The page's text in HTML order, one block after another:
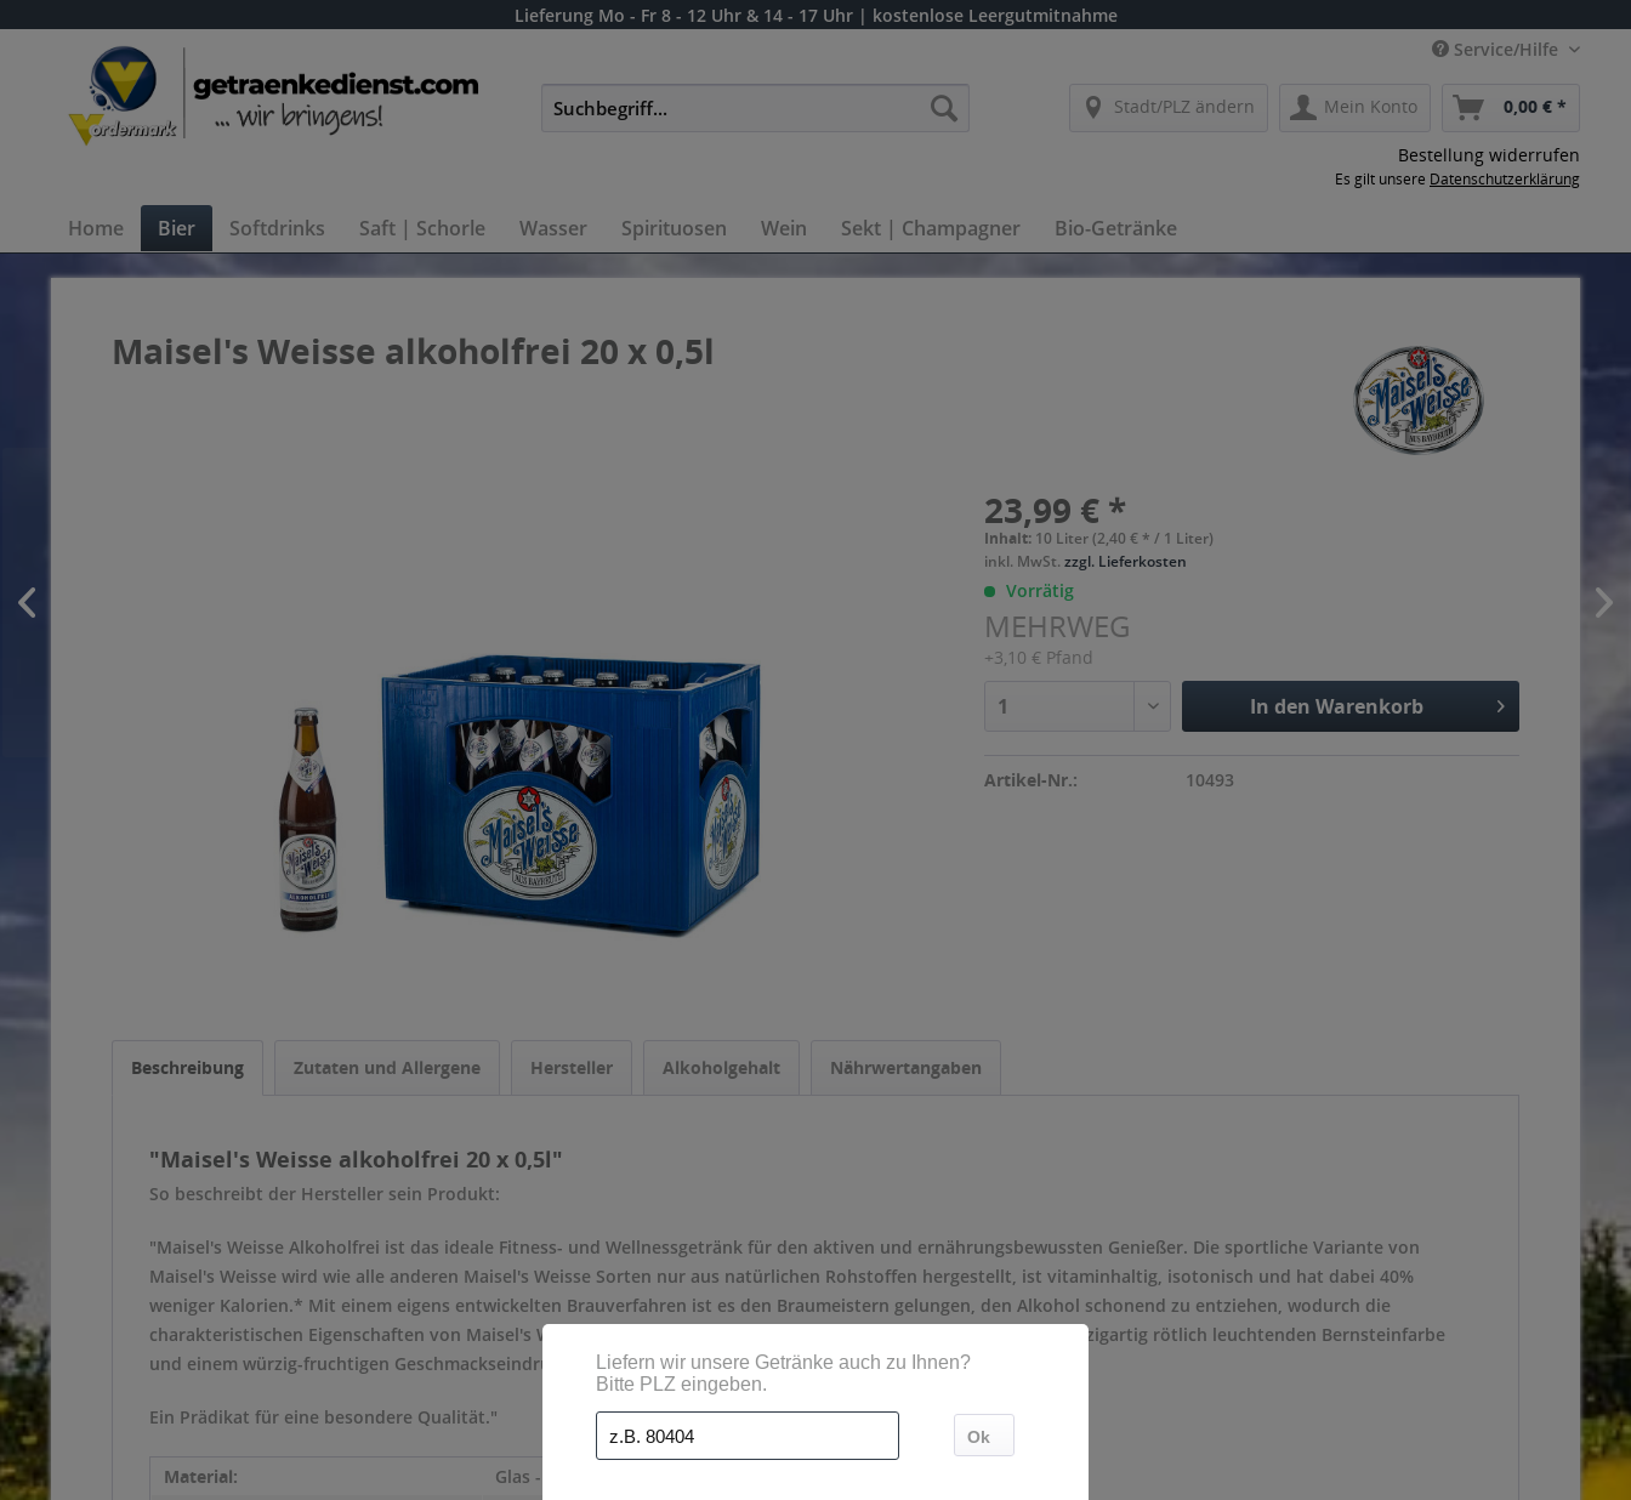
Lieferung Mo - Fr 8 - 12 Uhr & 14 - 17 Uhr | kostenlose Leergutmitnahme
Service/Hilfe
Stadt/PLZ ändern Mein Konto 0,00 € *
Bestellung widerrufen
Es gilt unsere Datenschutzerklärung
Home Bier Softdrinks Saft | Schorle Wasser Spirituosen Wein Sekt | Champagner Bio-Getränke
Maisel's Weisse alkoholfrei 20 x 0,5l
23,99 € *
Inhalt: 10 Liter (2,40 € * / 1 Liter)
inkl. MwSt.zzgl. Lieferkosten
Vorrätig
MEHRWEG
+3,10 € Pfand
In den Warenkorb
Artikel-Nr.: 10493
Beschreibung Zutaten und Allergene Hersteller Alkoholgehalt Nährwertangaben
"Maisel's Weisse alkoholfrei 20 x 0,5l"
So beschreibt der Hersteller sein Produkt:
"Maisel's Weisse Alkoholfrei ist das ideale Fitness- und Wellnessgetränk für den aktiven und ernährungsbewussten Genießer. Die sportliche Variante von
Maisel's Weisse wird wie alle anderen Maisel's Weisse Sorten nur aus natürlichen Rohstoffen hergestellt, ist vitaminhaltig, isotonisch und hat dabei 40%
weniger Kalorien.* Mit einem eigens entwickelten Brauverfahren ist es den Braumeistern gelungen, den Alkohol schonend zu entziehen, wodurch die
charakteristischen Eigenschaften von Maisel's Weisse erhalten bleiben. So glänzt auch diese Variante mit der einzigartig rötlich leuchtenden Bernsteinfarbe
und einem würzig-fruchtigen Geschmackseindruck.
Ein Prädikat für eine besondere Qualität."
Material:
Glas - Mehrweg